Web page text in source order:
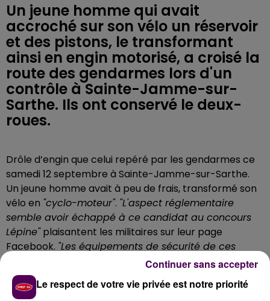
Un jeune homme qui avait
accroché sur son vélo un réservoir
et des pistons, le transformant
ainsi en engin motorisé, a croisé la
route des gendarmes lors d'un
contrôle à Sainte-Jamme-sur-
Sarthe. Ils ont conservé le deux-
roues.
Drôle d’engin que celui repéré par les gendarmes ce
samedi 12 septembre à Sainte-Jamme-sur-Sarthe.
Un jeune homme avait à peu de frais, transformé son
vélo en "cyclo-moteur". "L'aspect réglementaire
semble avoir échappé à ce candidat au concours
Lépine"plaisantent les militaires sur leur page
Facebook. "Les équipements de sécurité de ces
bicyclettes mécanisées pétaradantes ne sont
absolument pas adaptés pour circuler sur la voie
publique... Freins et pneus classiques".Fin de
Le respect de votre vie privée est notre priorité
Continuer sans accepter